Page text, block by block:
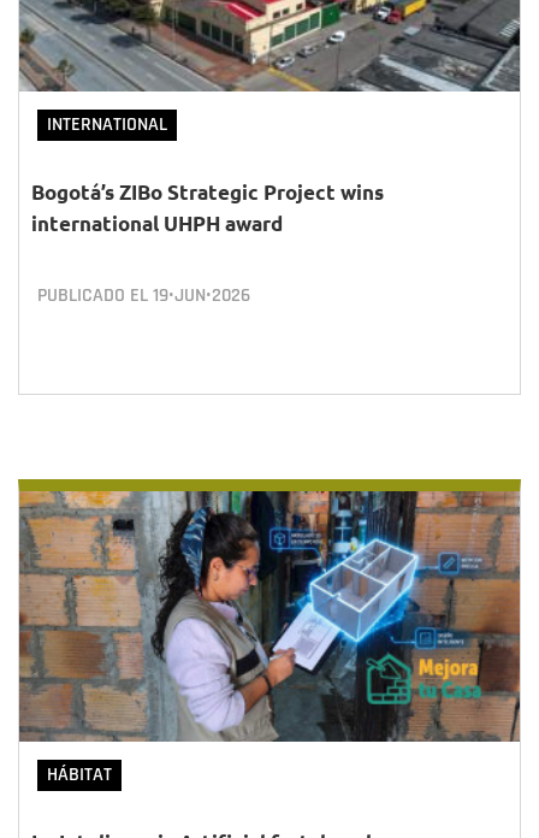
INTERNATIONAL
Bogotá’s ZIBo Strategic Project wins
international UHPH award
PUBLICADO EL19•JUN•2026
HÁBITAT